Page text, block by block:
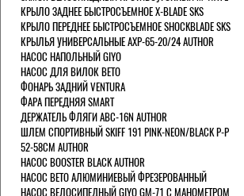
КРЫЛО ЗАДНЕЕ БЫСТРОСЪЕМНОЕ X-BLADE SKS
КРЫЛО ПЕРЕДНЕЕ БЫСТРОСЪЕМНОЕ SHOCKBLADE SKS
КРЫЛЬЯ УНИВЕРСАЛЬНЫЕ AXP-65-20/24 AUTHOR
НАСОС НАПОЛЬНЫЙ GIYO
НАСОС ДЛЯ ВИЛОК ВЕТО
ФОНАРЬ ЗАДНИЙ VENTURA
ФАРА ПЕРЕДНЯЯ SMART
ДЕРЖАТЕЛЬ ФЛЯГИ ABC-16N AUTHOR
ШЛЕМ СПОРТИВНЫЙ SKIFF 191 PINK-NEON/BLACK Р-Р
52-58СМ AUTHOR
НАСОС BOOSTER BLACK AUTHOR
НАСОС BETO АЛЮМИНИЕВЫЙ ФРЕЗЕРОВАННЫЙ
НАСОС ВЕЛОСИПЕДНЫЙ GIYO GM-71 С МАНОМЕТРОМ